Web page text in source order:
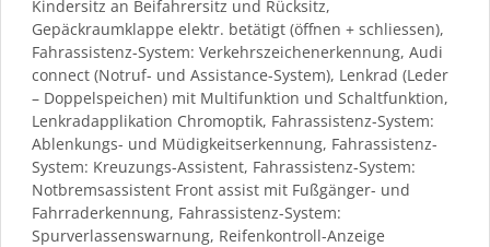
Kindersitz an Beifahrersitz und Rücksitz,
Gepäckraumklappe elektr. betätigt (öffnen + schliessen),
Fahrassistenz-System: Verkehrszeichenerkennung, Audi
connect (Notruf- und Assistance-System), Lenkrad (Leder
– Doppelspeichen) mit Multifunktion und Schaltfunktion,
Lenkradapplikation Chromoptik, Fahrassistenz-System:
Ablenkungs- und Müdigkeitserkennung, Fahrassistenz-
System: Kreuzungs-Assistent, Fahrassistenz-System:
Notbremsassistent Front assist mit Fußgänger- und
Fahrraderkennung, Fahrassistenz-System:
Spurverlassenswarnung, Reifenkontroll-Anzeige